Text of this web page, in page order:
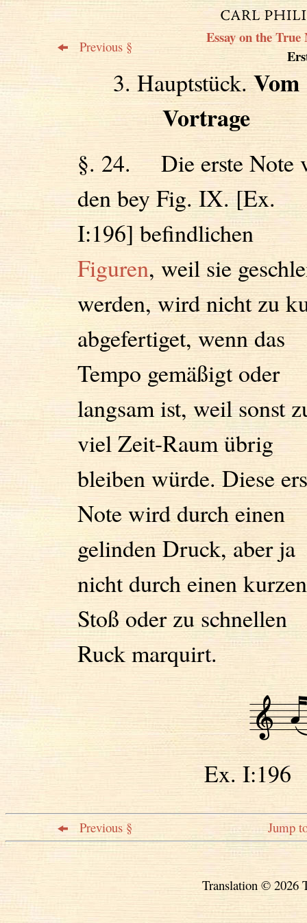
Previous §
Essay on the
3. Hauptstück.Vom
Vortrage
§. 24. Die erste Note
den bey Fig. IX. [Ex.
I:196] befindlichen
Figuren, weil sie
werden, wird nicht zu
abgefertiget, wenn das
Tempo gemäßigt oder
langsam ist, weil sonst
viel Zeit-Raum übrig
bleiben würde. Diese
Note wird durch einen
gelinden Druck, aber ja
nicht durch einen kurzen
Stoß oder zu schnellen
Ruck marquirt.
Ex.
Previous § Jump
Translation © 2026